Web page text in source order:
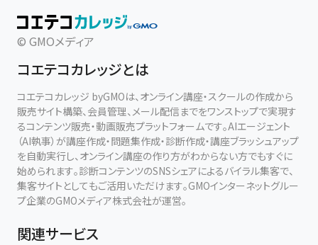
© GMOメディア
コエテコカレッジとは
コエテコカレッジ byGMOは、オンライン講座・スクールの作成から
販売サイト構築、会員管理、メール配信までをワンストップで実現す
るコンテンツ販売・動画販売プラットフォームです。AIエージェント
（AI執事）が講座作成・問題集作成・診断作成・講座ブラッシュアップ
を自動実行し、オンライン講座の作り方がわからない方でもすぐに
始められます。診断コンテンツのSNSシェアによるバイラル集客で、
集客サイトとしてもご活用いただけます。GMOインターネットグルー
プ企業のGMOメディア株式会社が運営。
関連サービス